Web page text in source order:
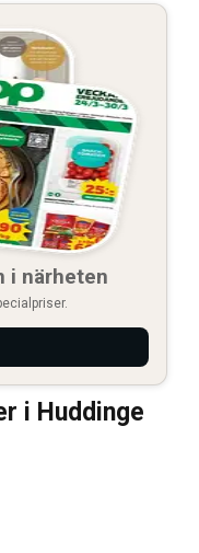
i närheten
i Huddinge